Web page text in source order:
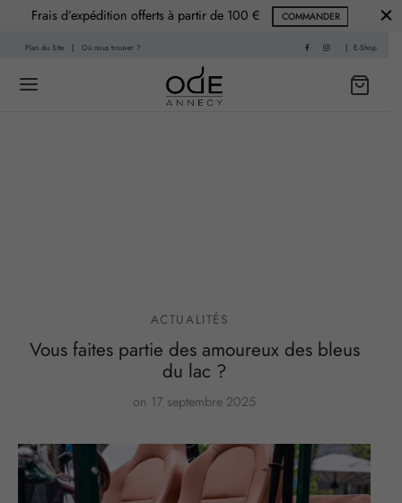
Frais d’expédition offerts à partir de 100 € COMMANDER
Plan du Site | Où nous trouver ? | E-Shop
ACTUALITÉS
Vous faites partie des amoureux des bleus
du lac ?
on 17 septembre 2025
Automne